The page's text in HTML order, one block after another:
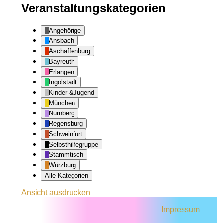
Veranstaltungskategorien
Angehörige
Ansbach
Aschaffenburg
Bayreuth
Erlangen
Ingolstadt
Kinder-&Jugend
München
Nürnberg
Regensburg
Schweinfurt
Selbsthilfegruppe
Stammtisch
Würzburg
Alle Kategorien
Ansichtausdrucken
Impressum